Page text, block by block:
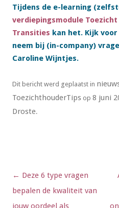
Tijdens de e-learning
verdiepingsmodule
Transities kan het. Kijk
neem bij (in-company)
Caroline Wijntjes.
Dit bericht werd geplaatst in
ToezichthouderTips op 8 juni
Droste.
Berichtnavigatie
← Deze 6 type vragen
bepalen de kwaliteit van
jouw oordeel als